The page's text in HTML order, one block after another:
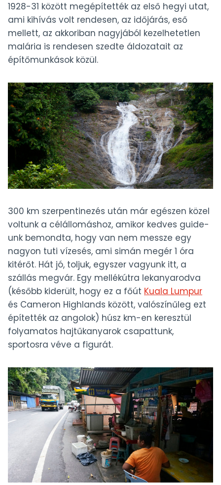
1928-31 között megépítették az első hegyi utat,
ami kihívás volt rendesen, az időjárás, eső
mellett, az akkoriban nagyjából kezelhetetlen
malária is rendesen szedte áldozatait az
építőmunkások közül.
300 km szerpentinezés után már egészen közel
voltunk a célállomáshoz, amikor kedves guide-
unk bemondta, hogy van nem messze egy
nagyon tuti vízesés, ami simán megér 1 óra
kitérőt. Hát jó, toljuk, egyszer vagyunk itt, a
szállás megvár. Egy mellékútra lekanyarodva
(később kiderült, hogy ez a főút Kuala Lumpur
és Cameron Highlands között, valószínűleg ezt
építették az angolok) húsz km-en keresztül
folyamatos hajtűkanyarok csapattunk,
sportosra véve a figurát.